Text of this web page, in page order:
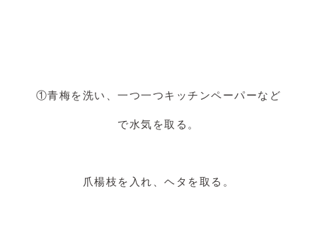
①青梅を洗い、一つ一つキッチンペーパーなど
で水気を取る。
爪楊枝を入れ、ヘタを取る。